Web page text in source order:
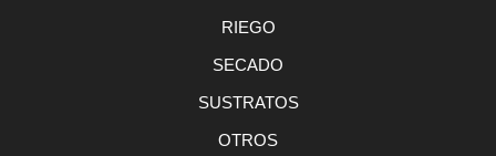
RIEGO
SECADO
SUSTRATOS
OTROS